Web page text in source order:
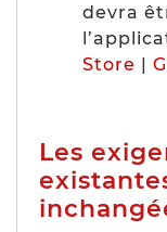
devra
Store |
Les